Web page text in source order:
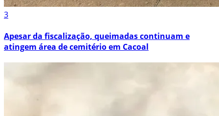
3
Apesar da fiscalização, queimadas continuam e
atingem área de cemitério em Cacoal